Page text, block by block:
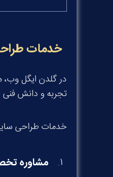
خدمات
در گلدن ایگل وب،
تجربه و دانش فنی
خدمات طراحی
مشاوره